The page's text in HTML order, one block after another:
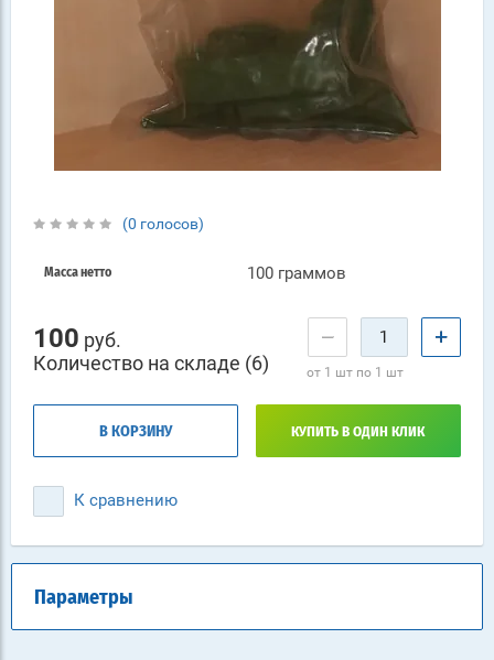
(0 голосов)
Масса нетто 100 граммов
100 руб.
Количество на складе (6)
− +
от 1 шт по 1 шт
В КОРЗИНУ КУПИТЬ В ОДИН КЛИК
К сравнению
Параметры